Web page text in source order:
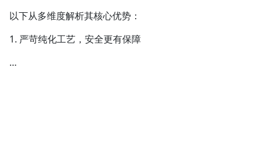
以下从多维度解析其核心优势：
1. 严苛纯化工艺，安全更有保障
…